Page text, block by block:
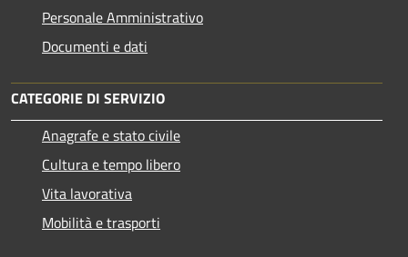
Personale Amministrativo
Documenti e dati
CATEGORIE DI SERVIZIO
Anagrafe e stato civile
Cultura e tempo libero
Vita lavorativa
Mobilità e trasporti